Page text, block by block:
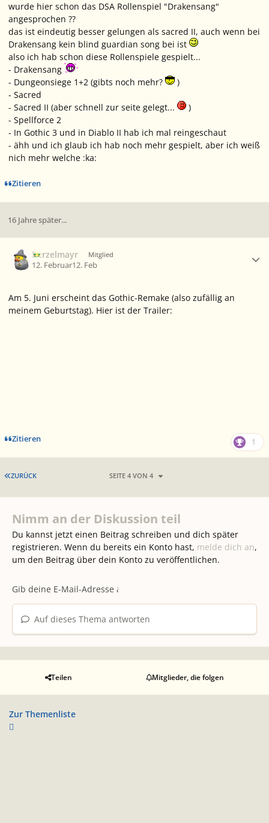
wurde hier schon das DSA Rollenspiel "Drakensang"
angesprochen ??
das ist eindeutig besser gelungen als sacred II, auch wenn bei
Drakensang kein blind guardian song bei ist
also ich hab schon diese Rollenspiele gespielt...
- Drakensang
- Dungeonsiege 1+2 (gibts noch mehr?
)
- Sacred
- Sacred II (aber schnell zur seite gelegt...
)
- Spellforce 2
- In Gothic 3 und in Diablo II hab ich mal reingeschaut
- ähh und ich glaub ich hab noch mehr gespielt, aber ich weiß
nich mehr welche :ka:
Zitieren
16 Jahre später...
Berzelmayr Mitglied
12. Februar12. Feb
Am 5. Juni erscheint das Gothic-Remake (also zufällig an
meinem Geburtstag). Hier ist der Trailer:
Zitieren 1
ERSTE SEITE
ZURÜCK SEITE 4 VON 4
Nimm an der Diskussion teil
Du kannst jetzt einen Beitrag schreiben und dich später
registrieren. Wenn du bereits ein Konto hast, melde dich an,
um den Beitrag über dein Konto zu veröffentlichen.
Auf dieses Thema antworten
Teilen Mitglieder, die folgen
Zur Themenliste